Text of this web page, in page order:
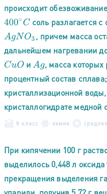
происходит
400∘C соль разлагается
AgNO3
, причем масса
дальнейшем нагревании
CuO и Ag , масса которых
процентный состав
кристаллизационной
кристаллогидрате медной
8 класс химия средняя
При кипячении 100 г
выделилось 0,448 л
прекращения выделения